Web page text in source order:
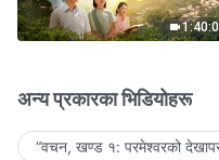
अन्य प्रकारका भिडियोहरू
“वचन, खण्ड १: परमेश्‍वरको